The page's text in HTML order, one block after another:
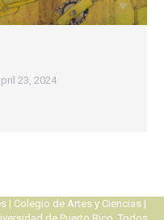
23, 2024
| Colegio de Artes y Ciencias|